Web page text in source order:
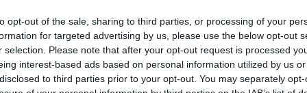
opt-out of the sale, sharing to third parties, or processing of your
for targeted advertising by us, please use the below opt-out
selection. Please note that after your opt-out request is processed
interest-based ads based on personal information utilized by us
to third parties prior to your opt-out. You may separately
terzini Sernicola e Valeri dinanzi la porta di
dell'indisponibile Radu.
Diga mediana
, più avanzato Meitè alle spalle della punta
agirebbero Zanimacchia e il ristabilito